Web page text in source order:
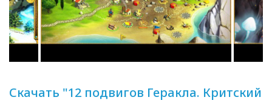
Скачать "12 подвигов Геракла. Критский